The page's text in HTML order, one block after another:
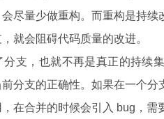
尽量少做重构。而重构是持
就会阻碍代码质量的改进。
分支，也就不再是真正的持续
分支的正确性。如果在一个
在合并的时候会引入 bug，需